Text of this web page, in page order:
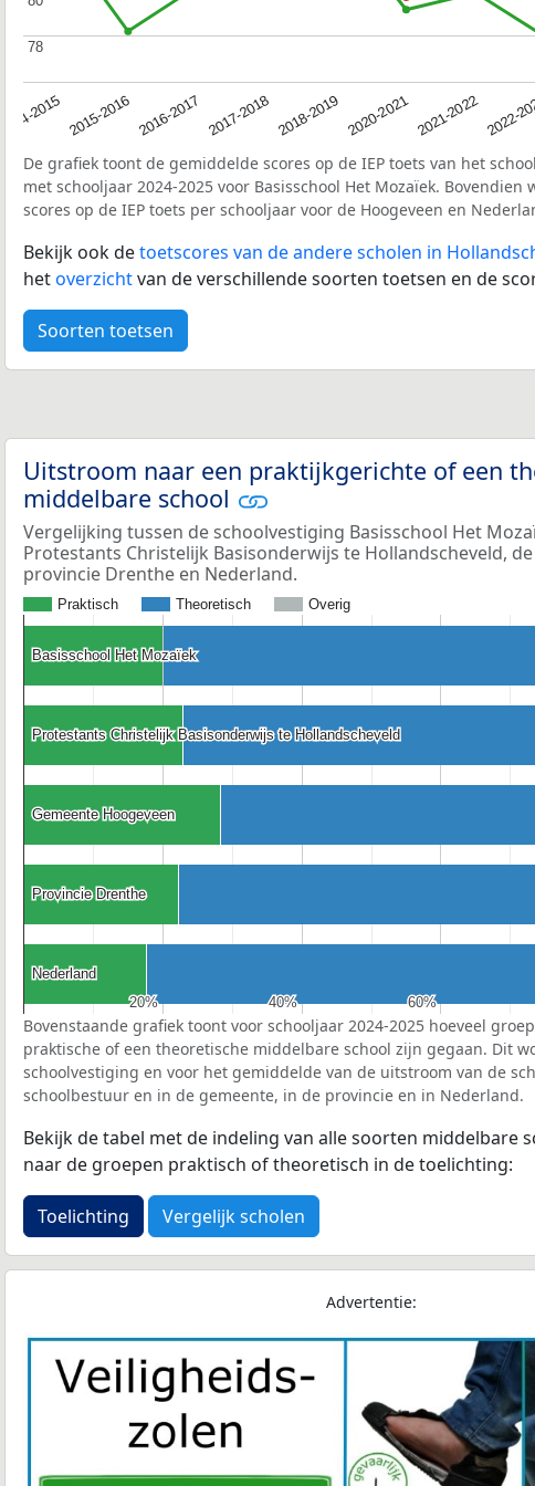
2015 2015-2016 2016-2017 2017-2018 2018-2019 2020-20212021-20222022-
78
78
De grafiek toont de gemiddelde scores op de IEP toets van het
met schooljaar 2024-2025 voor Basisschool Het Mozaïek.
scores op de IEP toets per schooljaar voor de Hoogeveen en
Bekijk ook detoetscores van de andere scholen in
hetoverzichtvan de verschillende soorten toetsen en de
Soorten toetsen
Uitstroom naar een praktijkgerichte of een
middelbare school
Vergelijking tussen de schoolvestiging Basisschool Het
Protestants Christelijk Basisonderwijs te Hollandscheveld,
provincie Drenthe en Nederland.
Praktisch Theoretisch Overig
20%
20% 40%
40% 60%
60%
Basisschool Het Mozaïek
Basisschool Het Mozaïek
Protestants Christelijk Basisonderwijs te Hollandscheveld
Protestants Christelijk Basisonderwijs te Hollandscheveld
Gemeente Hoogeveen
Gemeente Hoogeveen
Provincie Drenthe
Provincie Drenthe
Nederland
Nederland
Bovenstaande grafiek toont voor schooljaar 2024-2025 hoeveel
praktische of een theoretische middelbare school zijn gegaan. Dit
schoolvestiging en voor het gemiddelde van de uitstroom van de
schoolbestuur en in de gemeente, in de provincie en in Nederland.
Bekijk de tabel met de indeling van alle soorten middelbare
naar de groepen praktisch of theoretisch in de toelichting:
Toelichting Vergelijk scholen
Advertentie: